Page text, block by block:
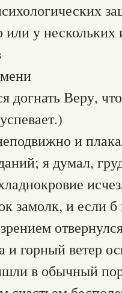
или у
догнать Веру,
и
я думал,
замолк, и если
и горный ветер
в обычный